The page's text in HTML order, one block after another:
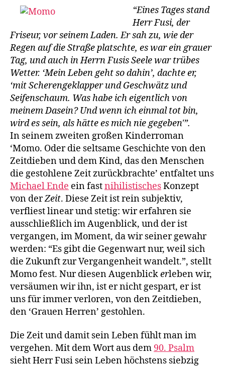
Momo
“Eines Tages stand
Herr Fusi, der
Friseur, vor seinem Laden. Er sah zu, wie der
Regen auf die Straße platschte, es war ein grauer
Tag, und auch in Herrn Fusis Seele war trübes
Wetter. ‘Mein Leben geht so dahin’, dachte er,
‘mit Scherengeklapper und Geschwätz und
Seifenschaum. Was habe ich eigentlich von
meinem Dasein? Und wenn ich einmal tot bin,
wird es sein, als hätte es mich nie gegeben'”.
In seinem zweiten großen Kinderroman
‘Momo. Oder die seltsame Geschichte von den
Zeitdieben und dem Kind, das den Menschen
die gestohlene Zeit zurückbrachte’ entfaltet uns
Michael Ende ein fastnihilistischesKonzept
von derZeit. Diese Zeit ist rein subjektiv,
verfliest linear und stetig: wir erfahren sie
ausschließlich im Augenblick, und der ist
vergangen, im Moment, da wir seiner gewahr
werden: “Es gibt die Gegenwart nur, weil sich
die Zukunft zur Vergangenheit wandelt.”, stellt
Momo fest. Nur diesen Augenblickerleben wir,
versäumen wir ihn, ist er nicht gespart, er ist
uns für immer verloren, von den Zeitdieben,
den ‘Grauen Herren’ gestohlen.
Die Zeit und damit sein Leben fühlt man im
vergehen. Mit dem Wort aus dem 90. Psalm
sieht Herr Fusi sein Leben höchstens siebzig